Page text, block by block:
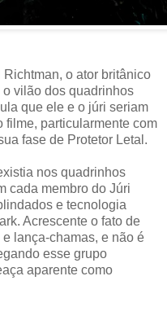
o ator britânico
vilão dos quadrinhos
que ele e o júri seriam
filme, particularmente com
fase de Protetor Letal.
nos quadrinhos
cada membro do Júri
e tecnologia
Acrescente o fato de
lança-chamas, e não é
esse grupo
aparente como